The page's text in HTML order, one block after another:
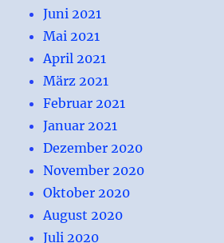
Juni 2021
Mai 2021
April 2021
März 2021
Februar 2021
Januar 2021
Dezember 2020
November 2020
Oktober 2020
August 2020
Juli 2020